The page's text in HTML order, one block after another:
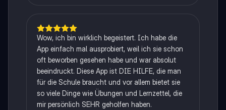
Wow, ich bin wirklich begeistert. Ich habe die
App einfach mal ausprobiert, weil ich sie schon
oft beworben gesehen habe und war absolut
beeindruckt. Diese App ist DIE HILFE, die man
für die Schule braucht und vor allem bietet sie
so viele Dinge wie Übungen und Lernzettel, die
mir persönlich SEHR geholfen haben.